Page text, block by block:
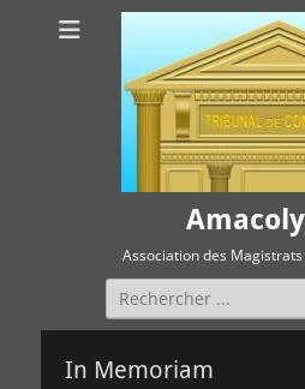
Association des
Rechercher :
In Memoriam